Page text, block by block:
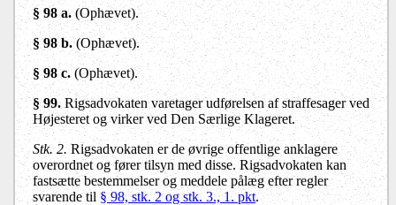
§ 98 a.(Ophævet).
§ 98 b.(Ophævet).
§ 98 c.(Ophævet).
§ 99.Rigsadvokaten varetager udførelsen af straffesager ved
Højesteret og virker ved Den Særlige Klageret.
Stk. 2. Rigsadvokaten er de øvrige offentlige anklagere
overordnet og fører tilsyn med disse. Rigsadvokaten kan
fastsætte bestemmelser og meddele pålæg efter regler
svarende til § 98, stk. 2 og stk. 3., 1. pkt.